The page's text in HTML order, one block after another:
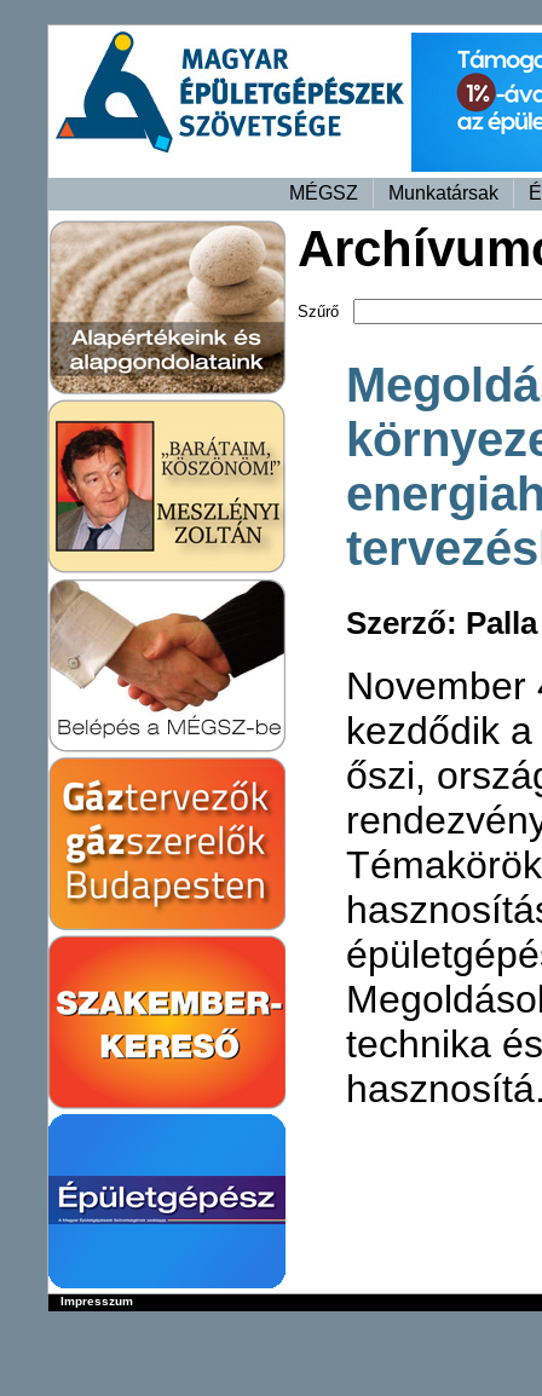
MÉGSZ Munkatársak
Szűrő
Szerző:
November
kezdődik
őszi,
technika
Impresszum